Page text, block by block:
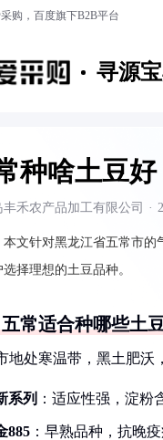
购，百度旗下B2B平台
寻源
种啥土豆好
丰禾农产品加工有限公司 ·
本文针对黑龙江省五常市的
择理想的土豆品种。
常适合种哪些土
地处寒温带，黑土肥沃
系列 ：适应性强，淀粉
885 ：早熟品种，抗晚